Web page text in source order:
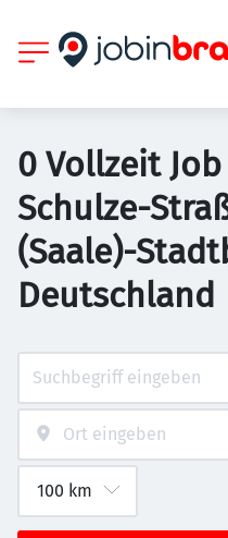
0 Vollzeit
Schulze-
(Saale)-
Deutschland